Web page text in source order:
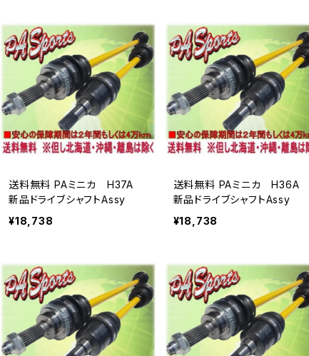
送料無料 PAミニカ H37A
新品ドライブシャフトAssy
¥18,738
送料無料 PAミニカ H36A
新品ドライブシャフトAssy
¥18,738